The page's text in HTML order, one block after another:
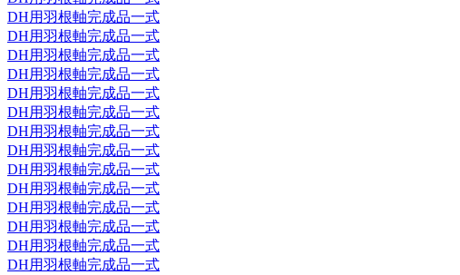
DH用羽根軸完成品一式
DH用羽根軸完成品一式
DH用羽根軸完成品一式
DH用羽根軸完成品一式
DH用羽根軸完成品一式
DH用羽根軸完成品一式
DH用羽根軸完成品一式
DH用羽根軸完成品一式
DH用羽根軸完成品一式
DH用羽根軸完成品一式
DH用羽根軸完成品一式
DH用羽根軸完成品一式
DH用羽根軸完成品一式
DH用羽根軸完成品一式